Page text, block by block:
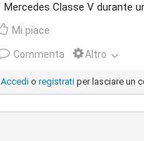
Mercedes Classe V durante
Mi piace
Commenta Altro
Accedi o registrati per lasciare un